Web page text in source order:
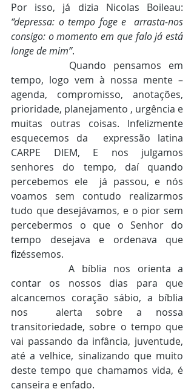
“depressa: o tempo foge e  arrasta-nos
consigo: o momento em que falo já está
longe de mim”.
tempo, logo vem à nossa mente –
agenda, compromisso, anotações,
prioridade, planejamento , urgência e
muitas outras coisas. Infelizmente
esquecemos da  expressão latina
CARPE DIEM, E nos julgamos
senhores do tempo, daí quando
percebemos ele  já passou, e nós
voamos sem contudo realizarmos
tudo que desejávamos, e o pior sem
percebermos o que o Senhor do
tempo desejava e ordenava que
fizéssemos.
contar os nossos dias para que
alcancemos coração sábio, a bíblia
nos  alerta sobre a nossa
transitoriedade, sobre o tempo que
vai passando da infância, juventude,
até a velhice, sinalizando que muito
deste tempo que chamamos vida, é
canseira e enfado.